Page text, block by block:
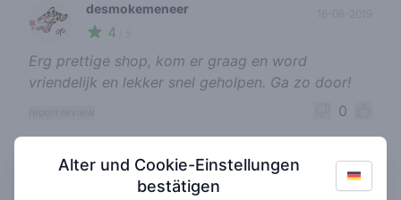
🌱
desmokemeneer
4
Erg prettige shop, kom er graag en word
vriendelijk en lekker snel geholpen. Ga zo door!
0
Cannabis shops nearby
Alter und Cookie-Einstellungen
bestätigen